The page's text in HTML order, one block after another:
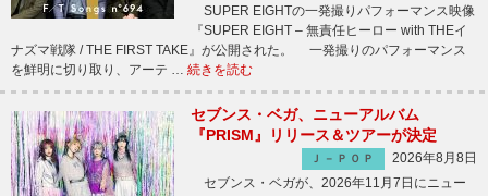
SUPER EIGHTの一発撮りパフォーマンス映像
『SUPER EIGHT – 無責任ヒーロー with THEイ
ナズマ戦隊 / THE FIRST TAKE』が公開された。 一発撮りのパフォーマンス
を鮮明に切り取り、アーテ … 続きを読む
セブンス・ベガ、ニューアルバム
『PRISM』リリース＆ツアーが決定
Ｊ－ＰＯＰ
2026年8月8日
セブンス・ベガが、2026年11月7日にニュー